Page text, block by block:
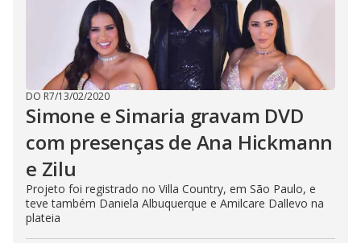
DO R7/13/02/2020
Simone e Simaria gravam DVD
com presenças de Ana Hickmann
e Zilu
Projeto foi registrado no Villa Country, em São Paulo, e
teve também Daniela Albuquerque e Amilcare Dallevo na
plateia